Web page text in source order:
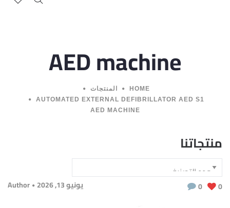
AED machine
HOME
المنتجات
AUTOMATED EXTERNAL DEFIBRILLATOR AED S1
AED MACHINE
منتجاتنا
يونيو 13, 2026 Author 0 0